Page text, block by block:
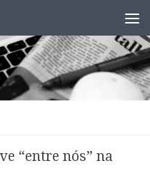
“entre nós” na